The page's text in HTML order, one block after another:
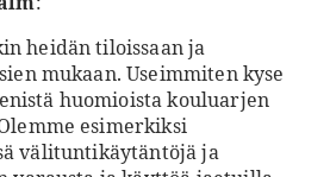
heidän tiloissaan ja
mukaan. Useimmiten kyse
huomioista kouluarjen
esimerkiksi
välituntikäytäntöjä ja